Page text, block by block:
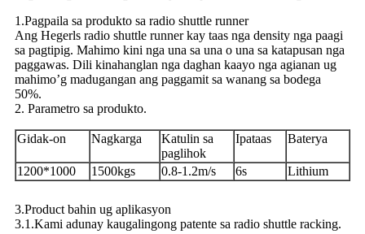
1.Pagpaila sa produkto sa radio shuttle runner
Ang Hegerls radio shuttle runner kay taas nga density nga paagi
sa pagtipig. Mahimo kini nga una sa una o una sa katapusan nga
paggawas. Dili kinahanglan nga daghan kaayo nga agianan ug
mahimo’g madugangan ang paggamit sa wanang sa bodega
50%.
2. Parametro sa produkto.
Gidak-on Nagkarga
Katulin sa
paglihok
Ipataas Baterya
1200*1000 1500kgs 0.8-1.2m/s 6s Lithium
3.Product bahin ug aplikasyon
3.1.Kami adunay kaugalingong patente sa radio shuttle racking.